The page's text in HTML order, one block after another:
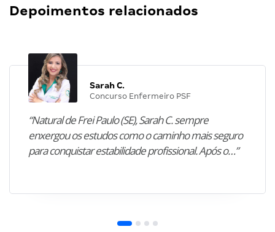
Depoimentos relacionados
Sarah C.
Concurso Enfermeiro PSF
“Natural de Frei Paulo (SE), Sarah C. sempre
enxergou os estudos como o caminho mais seguro
para conquistar estabilidade profissional. Após o…”